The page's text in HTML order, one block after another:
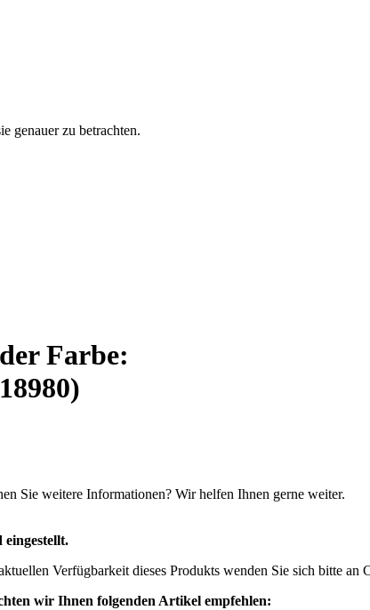
genauer zu betrachten.
Farbe:
Sie weitere Informationen? Wir helfen Ihnen gerne weiter.
Verfügbarkeit dieses Produkts wenden Sie sich bitte an
wir Ihnen folgenden Artikel empfehlen: